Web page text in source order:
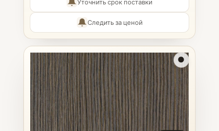
Уточнить срок поставки
Следить за ценой